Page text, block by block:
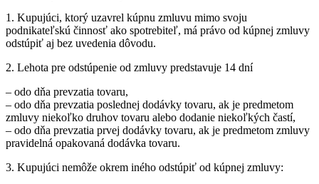
1. Kupujúci, ktorý uzavrel kúpnu zmluvu mimo svoju
podnikateľskú činnosť ako spotrebiteľ, má právo od kúpnej zmluvy
odstúpiť aj bez uvedenia dôvodu.
2. Lehota pre odstúpenie od zmluvy predstavuje 14 dní
– odo dňa prevzatia tovaru,
– odo dňa prevzatia poslednej dodávky tovaru, ak je predmetom
zmluvy niekoľko druhov tovaru alebo dodanie niekoľkých častí,
– odo dňa prevzatia prvej dodávky tovaru, ak je predmetom zmluvy
pravidelná opakovaná dodávka tovaru.
3. Kupujúci nemôže okrem iného odstúpiť od kúpnej zmluvy: